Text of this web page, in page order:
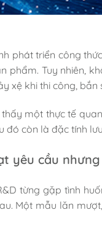
phát triển công
phẩm. Tuy nhiên,
xệ khi thi công,
một thực tế
đó còn là đặc tính
yêu cầu
từng gặp tình
Một mẫu lăn